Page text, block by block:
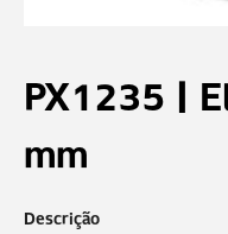
PX1235 |
mm